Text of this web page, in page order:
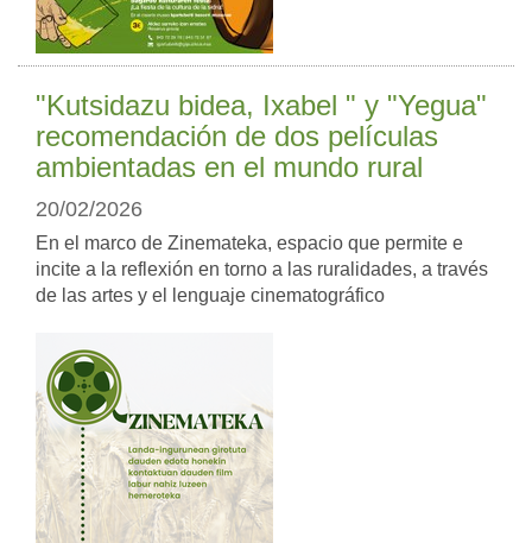
"Kutsidazu bidea, Ixabel " y "Yegua"
recomendación de dos películas
ambientadas en el mundo rural
20/02/2026
En el marco de Zinemateka, espacio que permite e
incite a la reflexión en torno a las ruralidades, a través
de las artes y el lenguaje cinematográfico